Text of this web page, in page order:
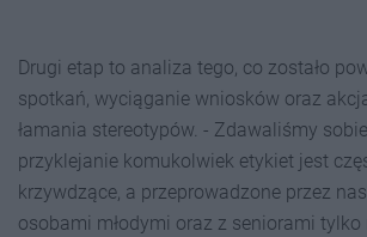
Drugi etap to analiza tego, co zostało
spotkań, wyciąganie wniosków oraz
łamania stereotypów. - Zdawaliśmy
przyklejanie komukolwiek etykiet jest
krzywdzące, a przeprowadzone przez
osobami młodymi oraz z seniorami tylko